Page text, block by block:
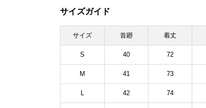
サイズガイド
サイズ 首廻 着丈
S 40 72
M 41 73
L 42 74